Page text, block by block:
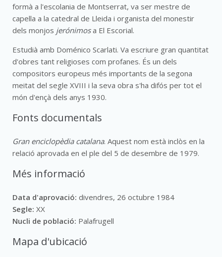
formà a l'escolania de Montserrat, va ser mestre de
capella a la catedral de Lleida i organista del monestir
dels monjos jerónimosa El Escorial.
Estudià amb Doménico Scarlati. Va escriure gran quantitat
d'obres tant religioses com profanes. És un dels
compositors europeus més importants de la segona
meitat del segle XVIII i la seva obra s'ha difós per tot el
món d'ençà dels anys 1930.
Fonts documentals
Gran enciclopèdia catalana. Aquest nom està inclòs en la
relació aprovada en el ple del 5 de desembre de 1979.
Més informació
Data d'aprovació: divendres, 26 octubre 1984
Segle: XX
Nucli de població: Palafrugell
Mapa d'ubicació